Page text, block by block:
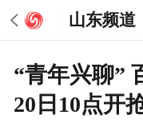
山东频道
“青年兴聊”
20日10点开